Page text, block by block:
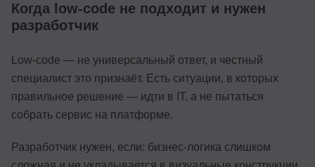
Когда low-code не подходит и нужен
разработчик
Low-code — не универсальный ответ, и честный
специалист это признаёт. Есть ситуации, в которых
правильное решение — идти в IT, а не пытаться
собрать сервис на платформе.
Разработчик нужен, если: бизнес-логика слишком